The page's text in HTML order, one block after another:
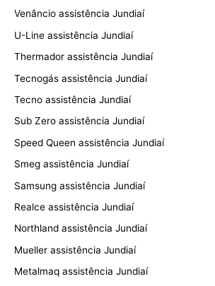
Venâncio assistência Jundiaí
U-Line assistência Jundiaí
Thermador assistência Jundiaí
Tecnogás assistência Jundiaí
Tecno assistência Jundiaí
Sub Zero assistência Jundiaí
Speed Queen assistência Jundiaí
Smeg assistência Jundiaí
Samsung assistência Jundiaí
Realce assistência Jundiaí
Northland assistência Jundiaí
Mueller assistência Jundiaí
Metalmaq assistência Jundiaí